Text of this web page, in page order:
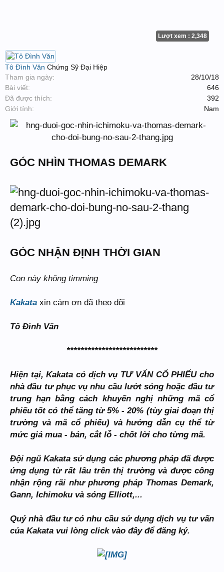
Lượt xem : 2,348
Tô Đình Văn Chứng Sỹ Đại Hiệp
Tham gia ngày:
28/10/18
Bài viết:
646
Đã được thích:
392
Giới tính:
Nam
GÓC NHÌN THOMAS DEMARK
GÓC NHẬN ĐỊNH THỜI GIAN
Con này không timming
Kakata xin cám ơn đã theo dõi
Tô Đình Văn
**************************
Hiện tại, Kakata có dịch vụ TƯ VẤN CỔ PHIẾU cho
nhà đầu tư phục vụ nhu cầu lướt sóng hoặc đầu tư
trung hạn bằng cách khuyến nghị những mã cổ
phiếu tốt có thể tăng từ 5% - 20% (tùy giai đoạn thị
trường và mã cổ phiếu) và hướng dẫn cụ thể từ
mức giá mua - bán, cắt lỗ - chốt lời cho từng mã.
Đội ngũ Kakata sử dụng các phương pháp đã được
ứng dụng từ rất lâu trên thị trường và được công
nhận rộng rãi như phương pháp Thomas Demark,
Gann, Ichimoku và sóng Elliott,...
Quý nhà đầu tư có nhu cầu sử dụng dịch vụ tư vấn
của Kakata vui lòng click vào đây để đăng ký.